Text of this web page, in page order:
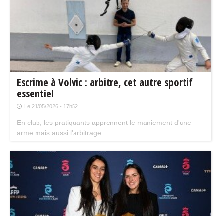
Escrime à Volvic : arbitre, cet autre sportif
essentiel
Le 21/05/2026 - 17h52
En club, les pratiquants apprennent le maniement d'une
arme mais aussi l'arbitrage.